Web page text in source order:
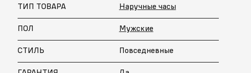
ТИП ТОВАРА Наручные часы
ПОЛ Мужские
СТИЛЬ Повседневные